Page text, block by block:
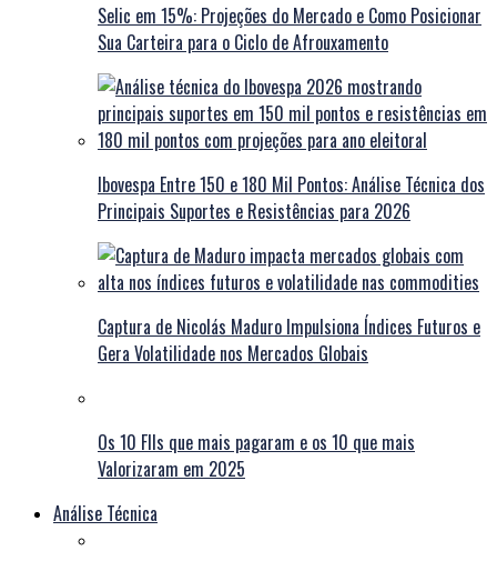
Selic em 15%: Projeções do Mercado e Como Posicionar
Sua Carteira para o Ciclo de Afrouxamento
Ibovespa Entre 150 e 180 Mil Pontos: Análise Técnica dos
Principais Suportes e Resistências para 2026
Captura de Nicolás Maduro Impulsiona Índices Futuros e
Gera Volatilidade nos Mercados Globais
Os 10 FIIs que mais pagaram e os 10 que mais
Valorizaram em 2025
Análise Técnica